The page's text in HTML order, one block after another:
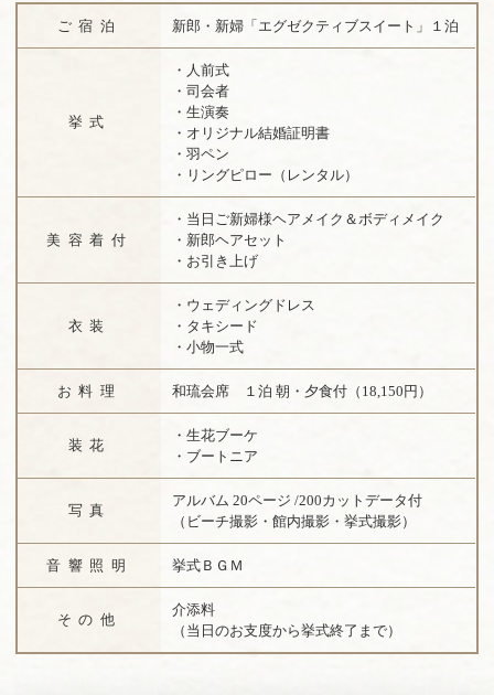
ご宿泊 新郎・新婦「エグゼクティブスイート」１泊
挙式
・人前式
・司会者
・生演奏
・オリジナル結婚証明書
・羽ペン
・リングピロー（レンタル）
美容着付
・当日ご新婦様ヘアメイク＆ボディメイク
・新郎ヘアセット
・お引き上げ
衣装
・ウェディングドレス
・タキシード
・小物一式
お料理 和琉会席 １泊 朝・夕食付（18,150円）
装花
・生花ブーケ
・ブートニア
写真
アルバム 20ページ /200カットデータ付
（ビーチ撮影・館内撮影・挙式撮影）
音響照明 挙式ＢＧＭ
その他
介添料
（当日のお支度から挙式終了まで）